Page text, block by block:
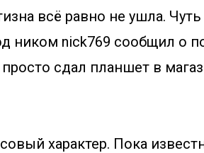
всё равно не ушла.
ником nick769 сообщил о
сдал планшет в
характер. Пока